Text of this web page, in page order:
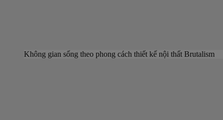
Không gian sống theo phong cách thiết kế nội thất Brutalism